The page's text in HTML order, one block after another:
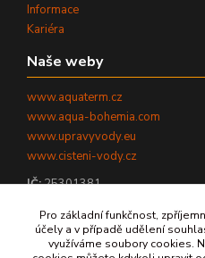
Informace
Kariéra
Naše weby
www.aquaterm.cz
www.aqua-bohemia.com
www.upravyvody.eu
www.cisteni-vody.cz
IČ:25301381
Pro základní funkčnost,
účely a v případě udělení
využíváme soubory cookies.